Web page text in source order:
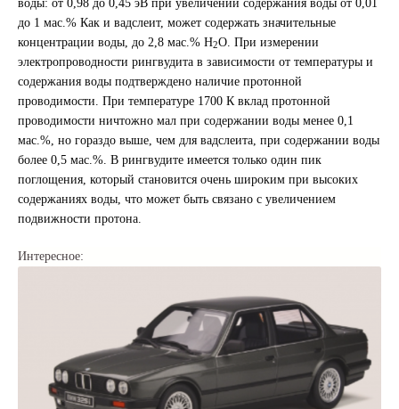
воды: от 0,98 до 0,45 эВ при увеличении содержания воды от 0,01
до 1 мас.% Как и вадслеит, может содержать значительные
концентрации воды, до 2,8 мас.% Н2О. При измерении
электропроводности рингвудита в зависимости от температуры и
содержания воды подтверждено наличие протонной
проводимости. При температуре 1700 К вклад протонной
проводимости ничтожно мал при содержании воды менее 0,1
мас.%, но гораздо выше, чем для вадслеита, при содержании воды
более 0,5 мас.%. В рингвудите имеется только один пик
поглощения, который становится очень широким при высоких
содержаниях воды, что может быть связано с увеличением
подвижности протона.
Интересное: